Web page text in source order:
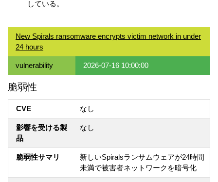
している。
New Spirals ransomware encrypts victim network in under
24 hours
vulnerability 2026-07-16 10:00:00
脆弱性
CVE なし
影響を受ける製
品
なし
脆弱性サマリ
新しいSpiralsランサムウェアが24時間
未満で被害者ネットワークを暗号化